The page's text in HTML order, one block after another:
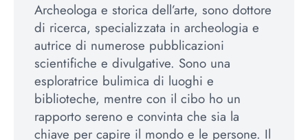
Archeologa e storica dell’arte, sono dottore
di ricerca, specializzata in archeologia e
autrice di numerose pubblicazioni
scientifiche e divulgative. Sono una
esploratrice bulimica di luoghi e
biblioteche, mentre con il cibo ho un
rapporto sereno e convinta che sia la
chiave per capire il mondo e le persone. Il